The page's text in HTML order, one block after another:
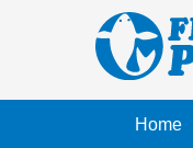
Home